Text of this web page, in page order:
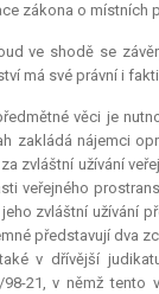
zákona o místních
ve shodě se
má své právní i
věci je
zakládá nájemci
zvláštní užívání
veřejného
zvláštní užívání
představují dva
v dřívější
21, v němž tento